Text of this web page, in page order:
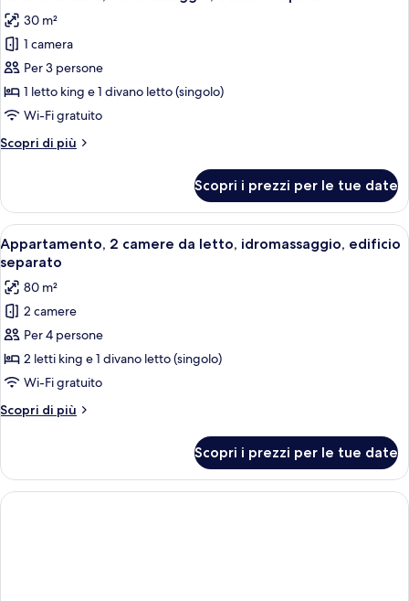
vista
piscina
o
2
singoli,
vista
piscina
tutte
le
foto
per
Suite
Standard,
edificio
30 m²
1 camera
Per 3 persone
1 letto king e 1 divano letto (singolo)
Wi-Fi gratuito
Scopri di più
Altri
Standard,
idromassaggio,
edificio
separato
Scopri i prezzi per le tue date
Apri
tutte
le
foto
per
Appartamento,
2
camere
da
letto,
edificio
separato
Un soggiorno moderno con divano,
10
Appartamento, 2 camere da letto, idromassaggio, edificio
separato
80 m²
2 camere
Per 4 persone
2 letti king e 1 divano letto (singolo)
Wi-Fi gratuito
Scopri di più
Altri
2
camere
da
Scopri i prezzi per le tue date